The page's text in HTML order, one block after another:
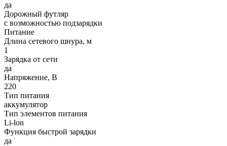
да
Дорожный футляр
с возможностью подзарядки
Питание
Длина сетевого шнура, м
1
Зарядка от сети
да
Напряжение, В
220
Тип питания
аккумулятор
Тип элементов питания
Li-lon
Функция быстрой зарядки
да